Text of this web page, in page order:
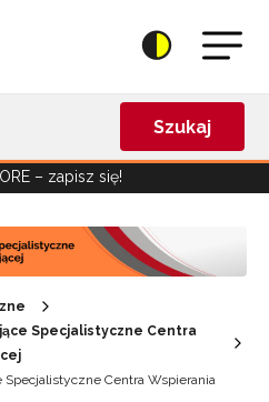
Szukaj
– zapisz się!
Specjalistyczne Centra
Centra Wspierania